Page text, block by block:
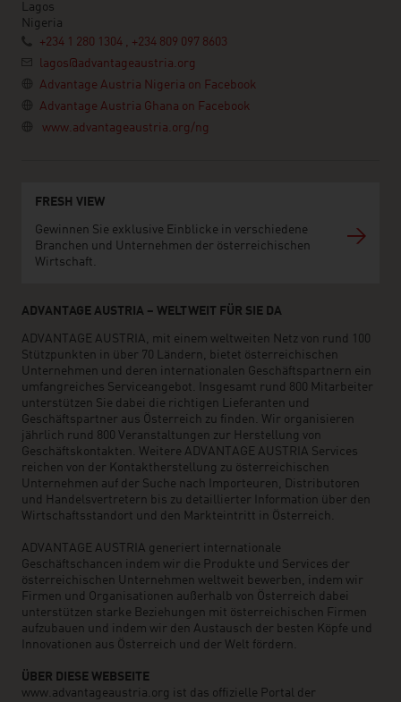
Lagos
Nigeria
+234 1 280 1304 , +234 809 097 8603
lagos@advantageaustria.org
Advantage Austria Nigeria on Facebook
Advantage Austria Ghana on Facebook
www.advantageaustria.org/ng
FRESH VIEW
Gewinnen Sie exklusive Einblicke in verschiedene
Branchen und Unternehmen der österreichischen
Wirtschaft.
ADVANTAGE AUSTRIA – WELTWEIT FÜR SIE DA
ADVANTAGE AUSTRIA, mit einem weltweiten Netz von rund 100
Stützpunkten in über 70 Ländern, bietet österreichischen
Unternehmen und deren internationalen Geschäftspartnern ein
umfangreiches Serviceangebot. Insgesamt rund 800 Mitarbeiter
unterstützen Sie dabei die richtigen Lieferanten und
Geschäftspartner aus Österreich zu finden. Wir organisieren
jährlich rund 800 Veranstaltungen zur Herstellung von
Geschäftskontakten. Weitere ADVANTAGE AUSTRIA Services
reichen von der Kontaktherstellung zu österreichischen
Unternehmen auf der Suche nach Importeuren, Distributoren
und Handelsvertretern bis zu detaillierter Information über den
Wirtschaftsstandort und den Markteintritt in Österreich.
ADVANTAGE AUSTRIA generiert internationale
Geschäftschancen indem wir die Produkte und Services der
österreichischen Unternehmen weltweit bewerben, indem wir
Firmen und Organisationen außerhalb von Österreich dabei
unterstützen starke Beziehungen mit österreichischen Firmen
aufzubauen und indem wir den Austausch der besten Köpfe und
Innovationen aus Österreich und der Welt fördern.
ÜBER DIESE WEBSEITE
www.advantageaustria.org ist das offizielle Portal der